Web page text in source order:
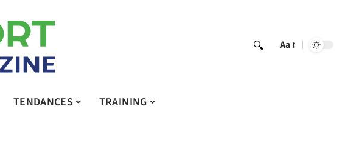
Aa
TENDANCES TRAINING